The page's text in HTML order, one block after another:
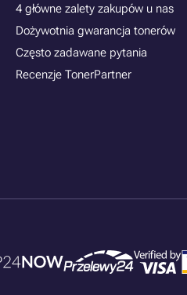
4 główne zalety zakupów u nas
Dożywotnia gwarancja tonerów
Często zadawane pytania
Recenzje TonerPartner